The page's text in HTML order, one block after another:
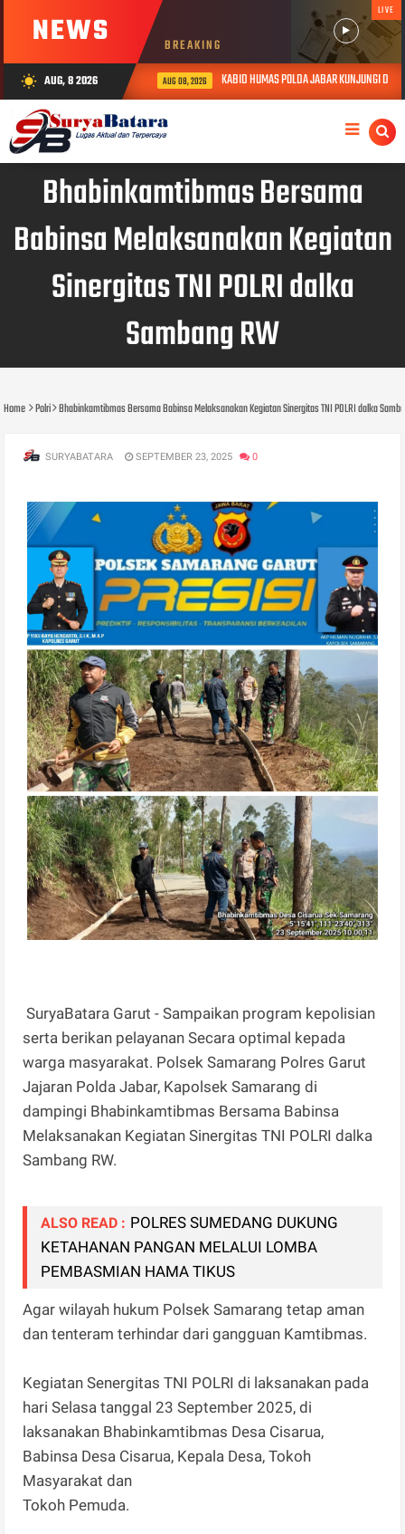
NEWS BREAKING
LIVE
wb_sunny AUG, 8 2026 AUG 08, 2026 KABID HUMAS POLDA JABAR KUNJUNGI DAN
Bhabinkamtibmas Bersama
Babinsa Melaksanakan Kegiatan
Sinergitas TNI POLRI dalka
Sambang RW
Home Polri Bhabinkamtibmas Bersama Babinsa Melaksanakan Kegiatan Sinergitas TNI POLRI dalka
SURYABATARA SEPTEMBER 23, 2025 0
SuryaBatara Garut - Sampaikan program kepolisian
serta berikan pelayanan Secara optimal kepada
warga masyarakat. Polsek Samarang Polres Garut
Jajaran Polda Jabar, Kapolsek Samarang di
dampingi Bhabinkamtibmas Bersama Babinsa
Melaksanakan Kegiatan Sinergitas TNI POLRI dalka
Sambang RW.
ALSO READ : POLRES SUMEDANG DUKUNG
KETAHANAN PANGAN MELALUI LOMBA
PEMBASMIAN HAMA TIKUS
Agar wilayah hukum Polsek Samarang tetap aman
dan tenteram terhindar dari gangguan Kamtibmas.
Kegiatan Senergitas TNI POLRI di laksanakan pada
hari Selasa tanggal 23 September 2025, di
laksanakan Bhabinkamtibmas Desa Cisarua,
Babinsa Desa Cisarua, Kepala Desa, Tokoh
Masyarakat dan
Tokoh Pemuda.